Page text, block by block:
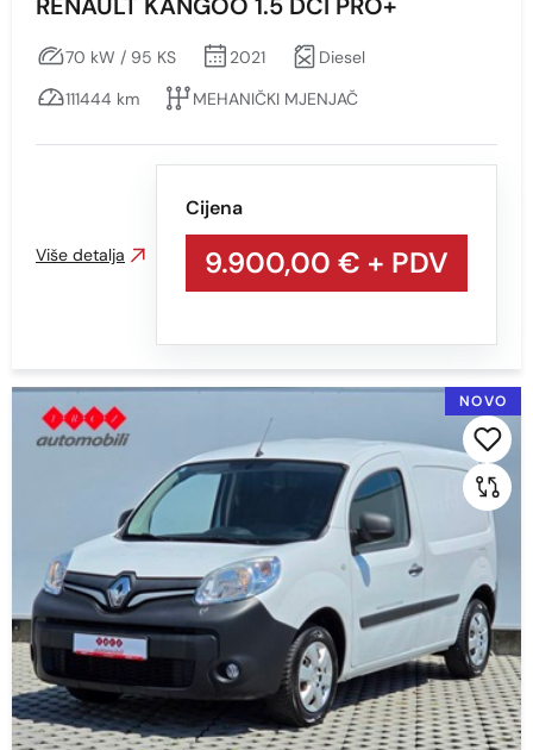
RENAULT KANGOO 1.5 DCI PRO+
70 kW / 95 KS 2021
Diesel
111444 km
MEHANIČKI MJENJAČ
Cijena
9.900,00 € + PDV
Više detalja
NOVO